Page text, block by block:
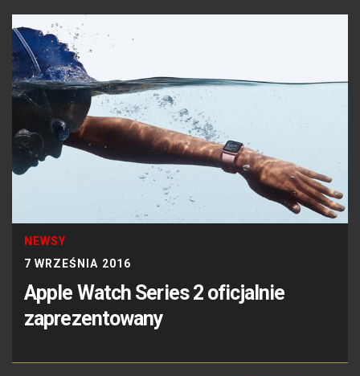
NEWSY
7 WRZEŚNIA 2016
Apple Watch Series 2 oficjalnie
zaprezentowany